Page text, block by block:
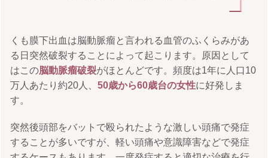
くも膜下出血は脳動脈瘤と言われる血管のふくらみがあ
る日突然破裂することによって起こります。原因として
はこの脳動脈瘤破裂がほとんどです。頻度は1年に人口10
万人あたり約20人、50歳から60歳台の女性に好発しま
す。
突然後頭部をバットで殴られたような激しい頭痛で発症
することが多いですが、軽い頭痛や意識障害などで発症